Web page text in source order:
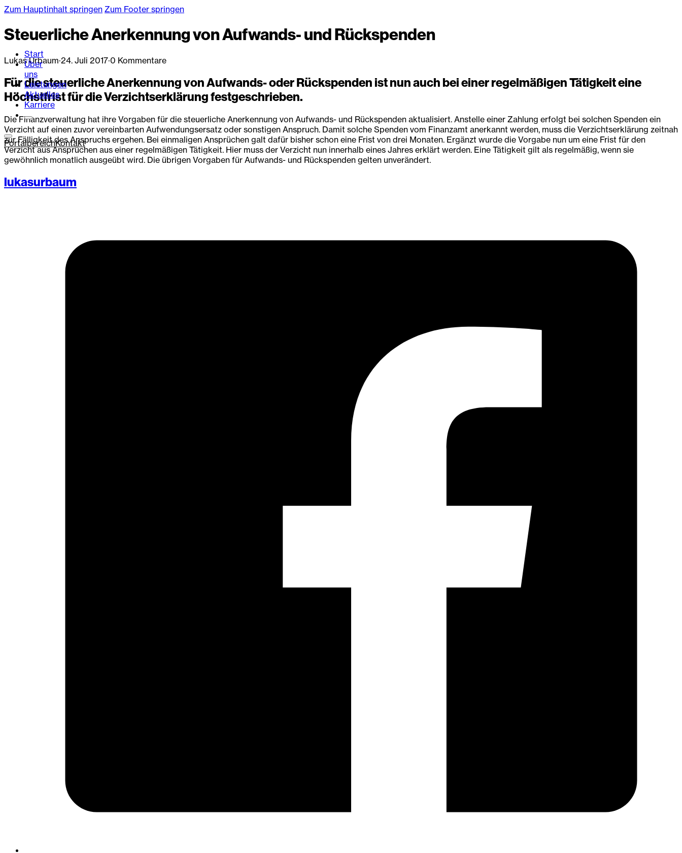
Zum Hauptinhalt springen Zum Footer springen
Start
Über
uns
Leistungen
Aktuelles
Karriere
PortalbereichKontakt
Steuerliche Anerkennung von Aufwands- und Rückspenden
Lukas Urbaum·24. Juli 2017·0 Kommentare
Für die steuerliche Anerkennung von Aufwands- oder Rückspenden ist nun auch bei einer regelmäßigen Tätigkeit eine
Höchstfrist für die Verzichtserklärung festgeschrieben.
Die Finanzverwaltung hat ihre Vorgaben für die steuerliche Anerkennung von Aufwands- und Rückspenden aktualisiert. Anstelle einer Zahlung erfolgt bei solchen Spenden ein
Verzicht auf einen zuvor vereinbarten Aufwendungsersatz oder sonstigen Anspruch. Damit solche Spenden vom Finanzamt anerkannt werden, muss die Verzichtserklärung zeitnah
zur Fälligkeit des Anspruchs ergehen. Bei einmaligen Ansprüchen galt dafür bisher schon eine Frist von drei Monaten. Ergänzt wurde die Vorgabe nun um eine Frist für den
Verzicht aus Ansprüchen aus einer regelmäßigen Tätigkeit. Hier muss der Verzicht nun innerhalb eines Jahres erklärt werden. Eine Tätigkeit gilt als regelmäßig, wenn sie
gewöhnlich monatlich ausgeübt wird. Die übrigen Vorgaben für Aufwands- und Rückspenden gelten unverändert.
lukasurbaum